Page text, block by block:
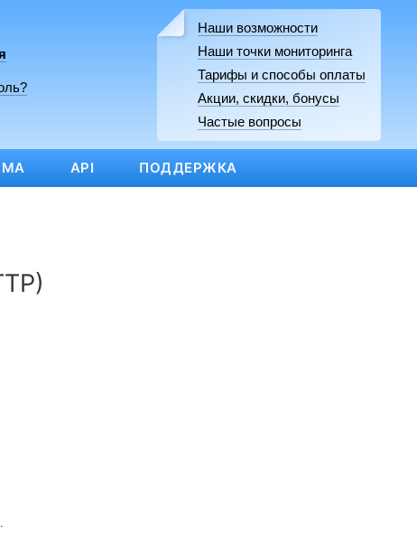
Наши возможности
Наши точки мониторинга
Тарифы и способы оплаты
Акции, скидки, бонусы
Частые вопросы
API ПОДДЕРЖКА